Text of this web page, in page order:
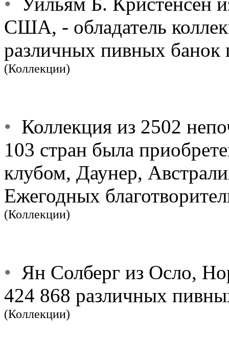
США, - обладатель
различных пивных банок
(Коллекции)
• Коллекция из 2502
103 стран была
клубом, Даунер,
Ежегодных
(Коллекции)
• Ян Солберг из Осло,
424 868 различных
(Коллекции)